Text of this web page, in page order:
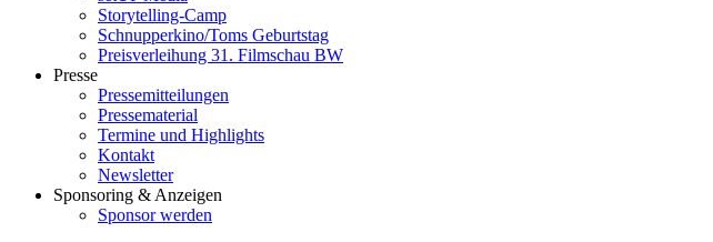
Storytelling-Camp
Schnupperkino/Toms Geburtstag
Preisverleihung 31. Filmschau BW
Presse
Pressemitteilungen
Pressematerial
Termine und Highlights
Kontakt
Newsletter
Sponsoring & Anzeigen
Sponsor werden